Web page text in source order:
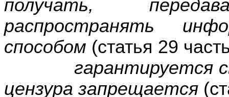
получать,
распространять
способом (статья 29
гарантируется
цензура запрещается